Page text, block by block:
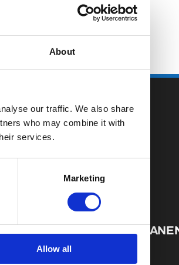
About
our traffic. We also share
who may combine it with
services.
Marketing
Allow all
OVER